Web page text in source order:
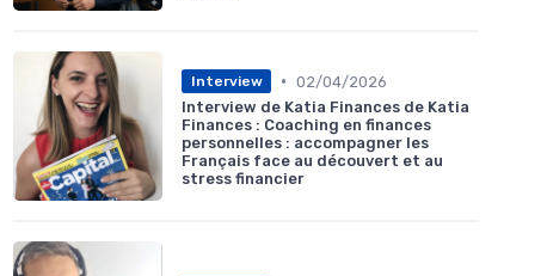
Interview • 02/04/2026
Interview de Katia Finances de Katia
Finances : Coaching en finances
personnelles : accompagner les
Français face au découvert et au
stress financier